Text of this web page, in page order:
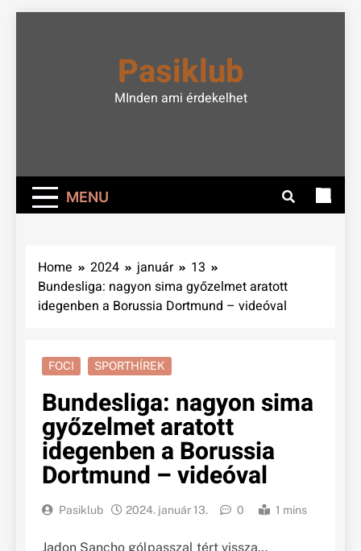
Pasiklub
MInden ami érdekelhet
MENU
Home 2024 január
13
Bundesliga: nagyon sima győzelmet aratott
idegenben a Borussia Dortmund – videóval
FOCI SPORTHÍREK
Bundesliga: nagyon sima
győzelmet aratott
idegenben a Borussia
Dortmund – videóval
Pasiklub 2024. január 13. 0 1 mins
Jadon Sancho gólpasszal tért vissza…